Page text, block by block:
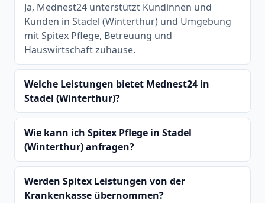
Ja, Mednest24 unterstützt Kundinnen und
Kunden in Stadel (Winterthur) und Umgebung
mit Spitex Pflege, Betreuung und
Hauswirtschaft zuhause.
Welche Leistungen bietet Mednest24 in
Stadel (Winterthur)?
Wie kann ich Spitex Pflege in Stadel
(Winterthur) anfragen?
Werden Spitex Leistungen von der
Krankenkasse übernommen?